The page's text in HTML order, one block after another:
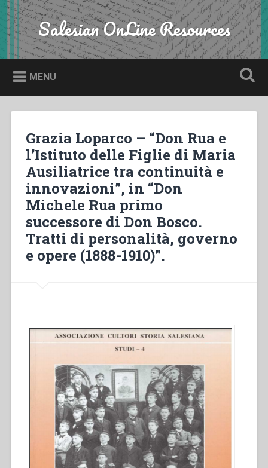
Skip
to
content
Search Salesian OnLine Resources
MENU
Grazia Loparco – “Don Rua e
l’Istituto delle Figlie di Maria
Ausiliatrice tra continuità e
innovazioni”, in “Don
Michele Rua primo
successore di Don Bosco.
Tratti di personalità, governo
e opere (1888-1910)”.